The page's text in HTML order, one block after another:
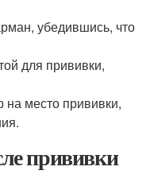
убедившись, что
для прививки,
на место прививки,
прививки